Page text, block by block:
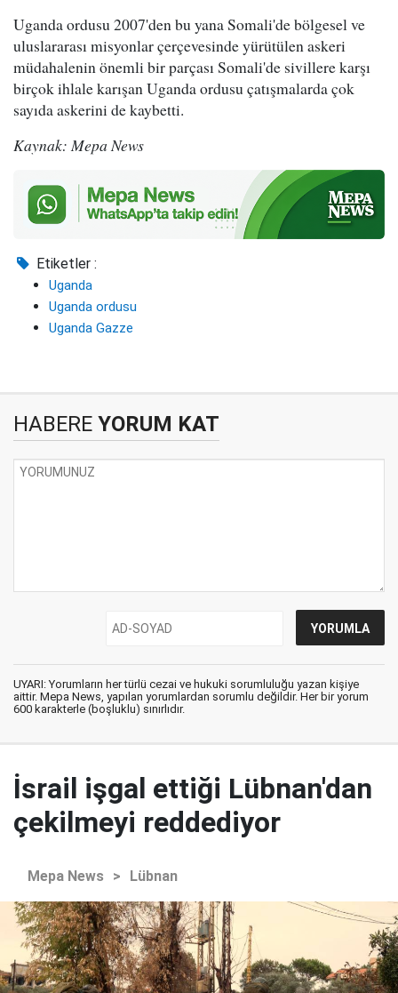
Uganda ordusu 2007'den bu yana Somali'de bölgesel ve
uluslararası misyonlar çerçevesinde yürütülen askeri
müdahalenin önemli bir parçası Somali'de sivillere karşı
birçok ihlale karışan Uganda ordusu çatışmalarda çok
sayıda askerini de kaybetti.
Kaynak: Mepa News
Etiketler :
Uganda
Uganda ordusu
Uganda Gazze
HABERE YORUM KAT
UYARI: Yorumların her türlü cezai ve hukuki sorumluluğu yazan kişiye
aittir. Mepa News, yapılan yorumlardan sorumlu değildir. Her bir yorum
600 karakterle (boşluklu) sınırlıdır.
İsrail işgal ettiği Lübnan'dan
çekilmeyi reddediyor
Mepa News > Lübnan